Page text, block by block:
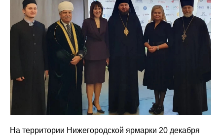
На территории Нижегородской ярмарки 20 декабря